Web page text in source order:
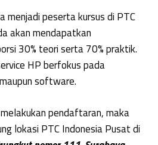
menjadi peserta kursus di PTC
akan mendapatkan
30% teori serta 70% praktik.
HP berfokus pada
software.
pendaftaran, maka
lokasi PTC Indonesia Pusat di